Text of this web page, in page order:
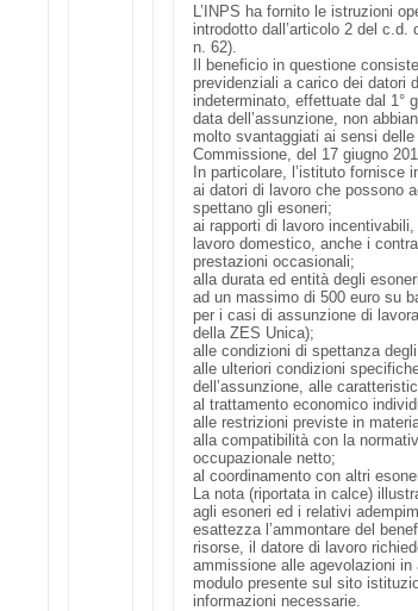
L’INPS ha fornito le istruzioni
introdotto dall’articolo 2 del c.d.
n. 62).
Il beneficio in questione
previdenziali a carico dei datori
indeterminato, effettuate dal 1°
data dell’assunzione, non
molto svantaggiati ai sensi
Commissione, del 17 giugno
In particolare, l’istituto fornisce
ai datori di lavoro che possono
spettano gli esoneri;
ai rapporti di lavoro
lavoro domestico, anche i
prestazioni occasionali;
alla durata ed entità degli
ad un massimo di 500 euro su
per i casi di assunzione di
della ZES Unica);
alle condizioni di spettanza
alle ulteriori condizioni
dell’assunzione, alle
al trattamento economico
alle restrizioni previste in
alla compatibilità con la
occupazionale netto;
al coordinamento con altri
La nota (riportata in calce)
agli esoneri ed i relativi
esattezza l’ammontare del
risorse, il datore di lavoro
ammissione alle agevolazioni
modulo presente sul sito
informazioni necessarie.